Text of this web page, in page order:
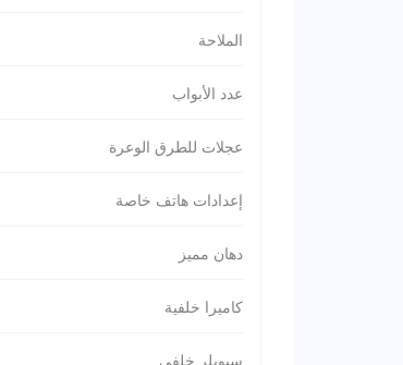
الملاحة
عدد الأبواب
عجلات للطرق الوعرة
إعدادات هاتف خاصة
دهان مميز
كاميرا خلفية
سبويلر خلفي